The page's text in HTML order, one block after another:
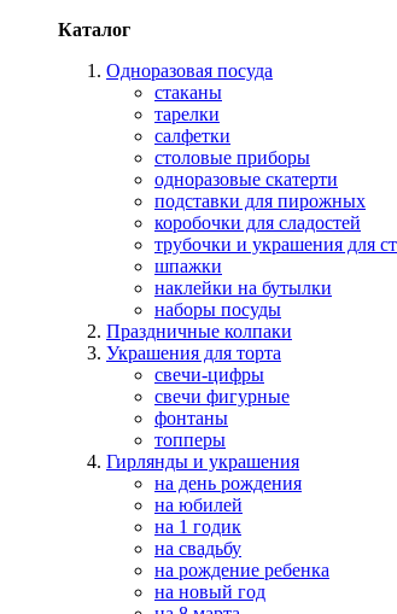
Каталог
Одноразовая посуда
стаканы
тарелки
салфетки
столовые приборы
одноразовые скатерти
подставки для пирожных
коробочки для сладостей
трубочки и украшения для
шпажки
наклейки на бутылки
наборы посуды
Праздничные колпаки
Украшения для торта
свечи-цифры
свечи фигурные
фонтаны
топперы
Гирлянды и украшения
на день рождения
на юбилей
на 1 годик
на свадьбу
на рождение ребенка
на новый год